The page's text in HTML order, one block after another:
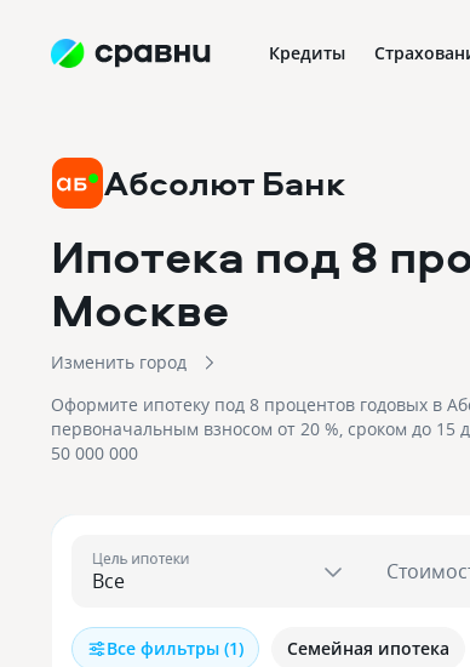
Кредиты
Абсолют Банк
Ипотека под 8
Москве
Изменить город
Оформите ипотеку под 8 процентов годовых в
первоначальным взносом от 20 %, сроком до 15
50 000 000
Цель ипотеки
Все фильтры (1) Семейная ипотека